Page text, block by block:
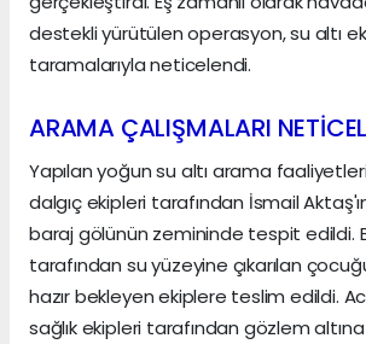
destekli yürütülen operasyon, su altı
taramalarıyla neticelendi.
ARAMA ÇALIŞMALARI
Yapılan yoğun su altı arama
dalgıç ekipleri tarafından İsmail
baraj gölünün zemininde tespit edildi.
tarafından su yüzeyine çıkarılan
hazır bekleyen ekiplere teslim edildi.
sağlık ekipleri tarafından gözlem altına